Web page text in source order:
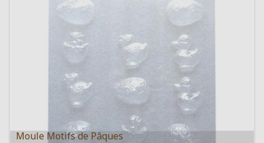
Moule Motifs de Pâques